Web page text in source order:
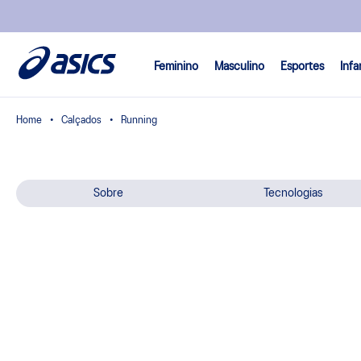
Feminino Masculino Esportes
Calçados Running
Sobre Tecnologias